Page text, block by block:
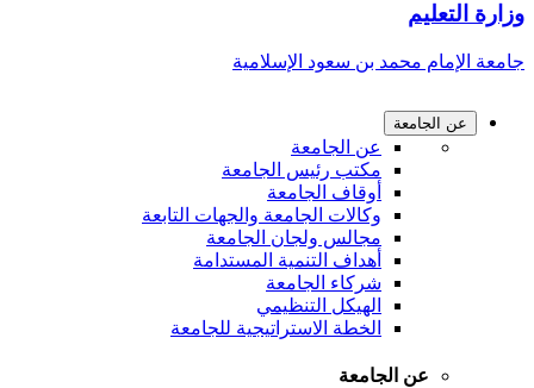
وزارة التعليم
جامعة الإمام محمد بن سعود الإسلامية
عن الجامعة
عن الجامعة
مكتب رئيس الجامعة
أوقاف الجامعة
وكالات الجامعة والجهات التابعة
مجالس ولجان الجامعة
أهداف التنمية المستدامة
شركاء الجامعة
الهيكل التنظيمي
الخطة الاستراتيجية للجامعة
عن الجامعة